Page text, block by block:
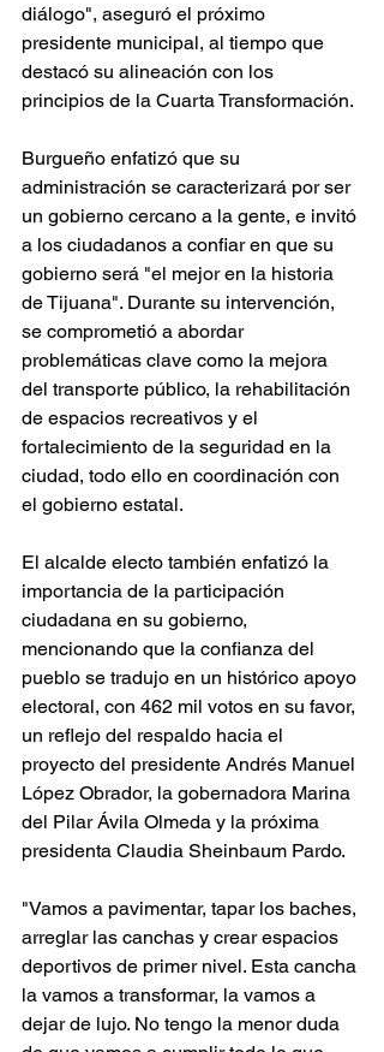
diálogo", aseguró el próximo
presidente municipal, al tiempo que
destacó su alineación con los
principios de la Cuarta Transformación.
Burgueño enfatizó que su
administración se caracterizará por ser
un gobierno cercano a la gente, e invitó
a los ciudadanos a confiar en que su
gobierno será "el mejor en la historia
de Tijuana". Durante su intervención,
se comprometió a abordar
problemáticas clave como la mejora
del transporte público, la rehabilitación
de espacios recreativos y el
fortalecimiento de la seguridad en la
ciudad, todo ello en coordinación con
el gobierno estatal.
El alcalde electo también enfatizó la
importancia de la participación
ciudadana en su gobierno,
mencionando que la confianza del
pueblo se tradujo en un histórico apoyo
electoral, con 462 mil votos en su favor,
un reflejo del respaldo hacia el
proyecto del presidente Andrés Manuel
López Obrador, la gobernadora Marina
del Pilar Ávila Olmeda y la próxima
presidenta Claudia Sheinbaum Pardo.
"Vamos a pavimentar, tapar los baches,
arreglar las canchas y crear espacios
deportivos de primer nivel. Esta cancha
la vamos a transformar, la vamos a
dejar de lujo. No tengo la menor duda